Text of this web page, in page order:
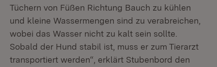
Tüchern von Füßen Richtung Bauch zu kühlen
und kleine Wassermengen sind zu verabreichen,
wobei das Wasser nicht zu kalt sein sollte.
Sobald der Hund stabil ist, muss er zum Tierarzt
transportiert werden“, erklärt Stubenbord den